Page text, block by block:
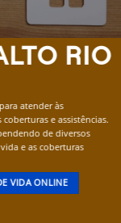
RIO
atender às
e assistências.
de diversos
e as coberturas
VIDA ONLINE